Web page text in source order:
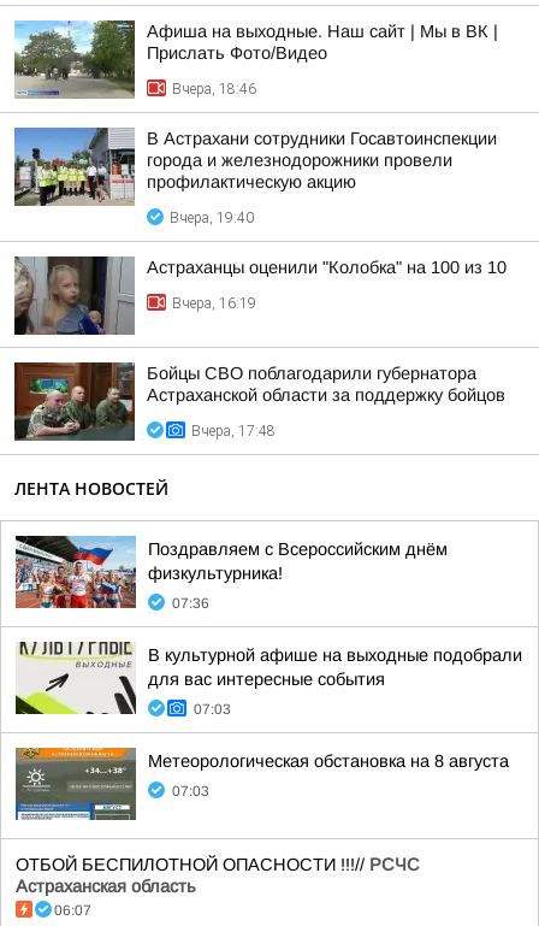
Афиша на выходные. Наш сайт | Мы в ВК |
Прислать Фото/Видео
Вчера, 18:46
В Астрахани сотрудники Госавтоинспекции
города и железнодорожники провели
профилактическую акцию
Вчера, 19:40
Астраханцы оценили "Колобка" на 100 из 10
Вчера, 16:19
Бойцы СВО поблагодарили губернатора
Астраханской области за поддержку бойцов
Вчера, 17:48
ЛЕНТА НОВОСТЕЙ
Поздравляем с Всероссийским днём
физкультурника!
07:36
В культурной афише на выходные подобрали
для вас интересные события
07:03
Метеорологическая обстановка на 8 августа
07:03
ОТБОЙ БЕСПИЛОТНОЙ ОПАСНОСТИ !!!// РСЧС
Астраханская область
06:07